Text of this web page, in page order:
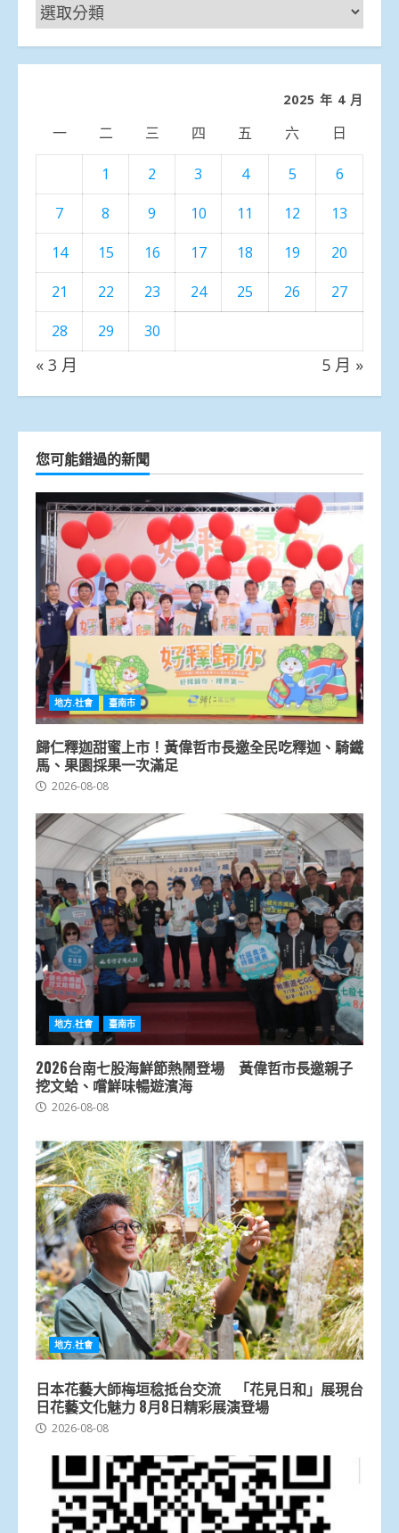
新
聞
分
2025 年 4 月
一 二 三 四 五 六 日
1 2 3 4 5
6
7
8 9 10 11 12
13
14
15 16 17 18 19
20
21
22 23 24 25 26
27
28
29 30
« 3 月 5 月 »
您可能錯過的新聞
地方.社會 臺南市
歸仁釋迦甜蜜上市！黃偉哲市長邀全民吃釋迦、騎鐵
馬、果園採果一次滿足
2026-08-08
地方.社會 臺南市
2026台南七股海鮮節熱鬧登場 黃偉哲市長邀親子
挖文蛤、嚐鮮味暢遊濱海
2026-08-08
地方.社會
日本花藝大師梅垣稔抵台交流 「花見日和」展現台
日花藝文化魅力 8月8日精彩展演登場
2026-08-08